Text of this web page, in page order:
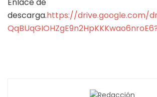
descarga.https://drive.google.com/